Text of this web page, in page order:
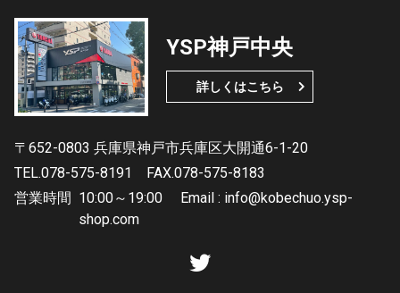
YSP神戸中央
詳しくはこちら
〒652-0803 兵庫県神戸市兵庫区大開通6-1-20
TEL.078-575-8191
FAX.078-575-8183
営業時間 10:00～19:00 Email : info@kobechuo.ysp-
shop.com